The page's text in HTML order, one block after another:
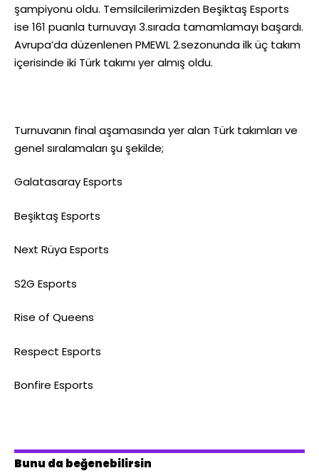
şampiyonu oldu. Temsilcilerimizden Beşiktaş Esports
ise 161 puanla turnuvayı 3.sırada tamamlamayı başardı.
Avrupa’da düzenlenen PMEWL 2.sezonunda ilk üç takım
içerisinde iki Türk takımı yer almış oldu.
Turnuvanın final aşamasında yer alan Türk takımları ve
genel sıralamaları şu şekilde;
Galatasaray Esports
Beşiktaş Esports
Next Rüya Esports
S2G Esports
Rise of Queens
Respect Esports
Bonfire Esports
Bunu da beğenebilirsin